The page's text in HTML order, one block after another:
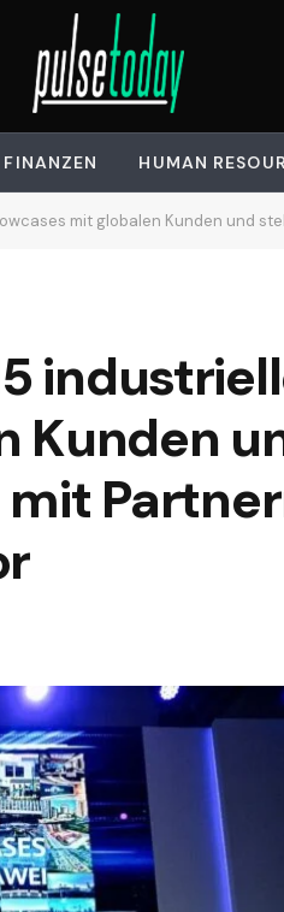
FINANZEN HUMAN
mit globalen Kunden und stellt auf dem
Kunden